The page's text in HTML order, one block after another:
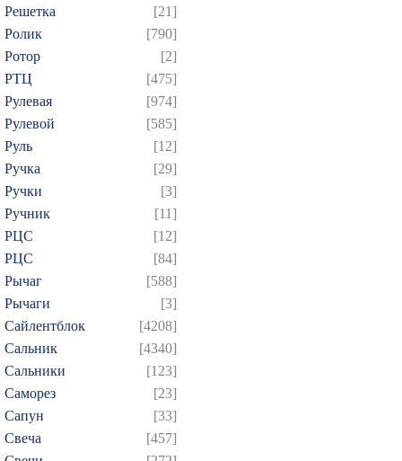
Решетка
[21]
Ролик
[790]
Ротор
[2]
РТЦ
[475]
Рулевая
[974]
Рулевой
[585]
Руль
[12]
Ручка
[29]
Ручки
[3]
Ручник
[11]
РЦC
[12]
РЦС
[84]
Рычаг
[588]
Рычаги
[3]
Сайлентблок
[4208]
Сальник
[4340]
Сальники
[123]
Саморез
[23]
Сапун
[33]
Свеча
[457]